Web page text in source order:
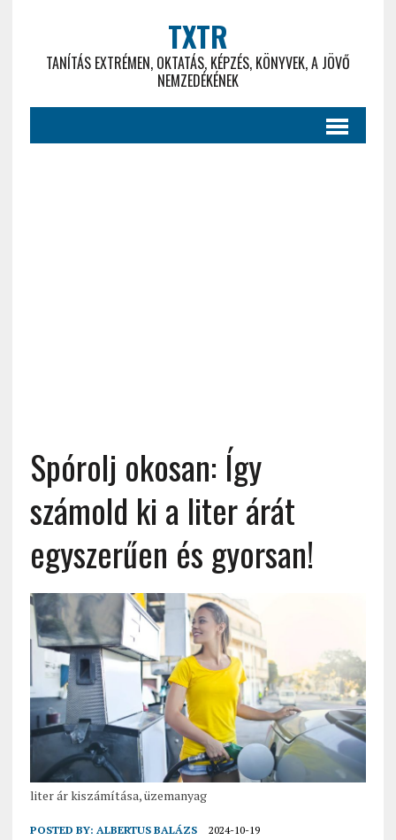
TXTR
TANÍTÁS EXTRÉMEN, OKTATÁS, KÉPZÉS, KÖNYVEK, A JÖVŐ
NEMZEDÉKÉNEK
Spórolj okosan: Így
számold ki a liter árát
egyszerűen és gyorsan!
liter ár kiszámítása, üzemanyag
POSTED BY: ALBERTUS BALÁZS 2024-10-19